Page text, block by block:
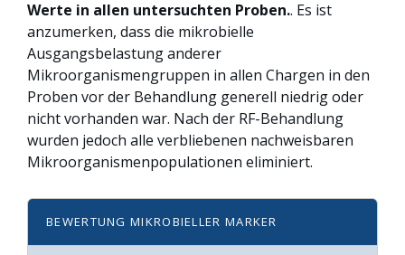
Werte in allen untersuchten Proben.. Es ist
anzumerken, dass die mikrobielle
Ausgangsbelastung anderer
Mikroorganismengruppen in allen Chargen in den
Proben vor der Behandlung generell niedrig oder
nicht vorhanden war. Nach der RF-Behandlung
wurden jedoch alle verbliebenen nachweisbaren
Mikroorganismenpopulationen eliminiert.
BEWERTUNG MIKROBIELLER MARKER